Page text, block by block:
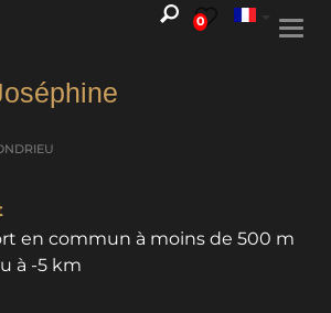
0
en commun à moins de 500 m
à -5 km